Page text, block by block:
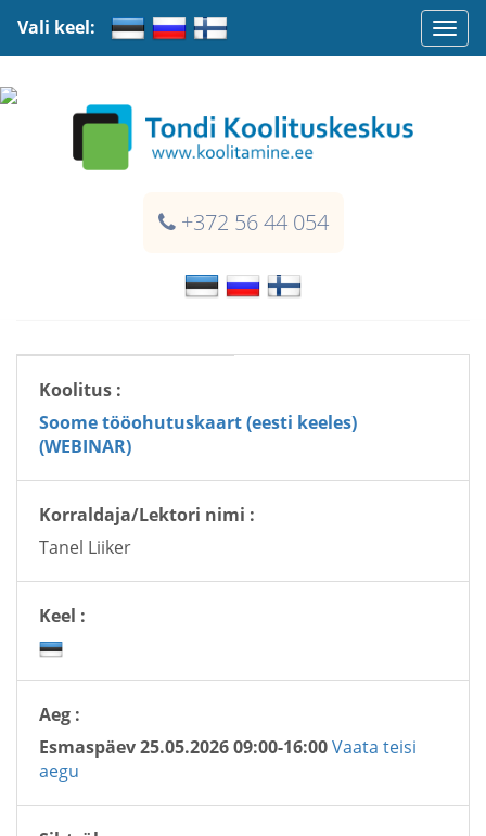
+372 56 44 054
Vali keel:
Koolitus :
Soome tööohutuskaart (eesti keeles)
(WEBINAR)
Korraldaja/Lektori nimi :
Tanel Liiker
Keel :
Aeg :
Esmaspäev 25.05.2026 09:00-16:00Vaata teisi
aegu